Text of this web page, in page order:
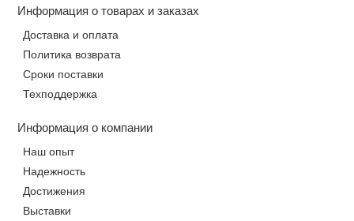
Информация о товарах и заказах
Доставка и оплата
Политика возврата
Сроки поставки
Техподдержка
Информация о компании
Наш опыт
Надежность
Достижения
Выставки